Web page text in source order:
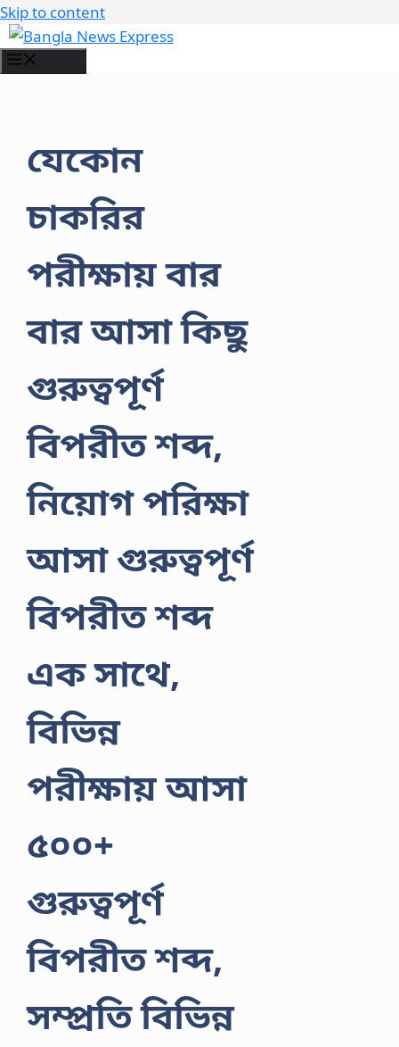
Skip to content
যেকোন
চাকরির
পরীক্ষায় বার
বার আসা কিছু
গুরুত্বপূর্ণ
বিপরীত শব্দ,
নিয়োগ পরিক্ষা
আসা গুরুত্বপূর্ণ
বিপরীত শব্দ
এক সাথে,
বিভিন্ন
পরীক্ষায় আসা
৫০০+
গুরুত্বপূর্ণ
বিপরীত শব্দ,
সম্প্রতি বিভিন্ন